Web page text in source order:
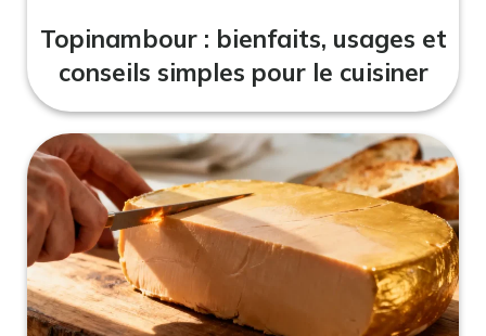
Topinambour : bienfaits, usages et
conseils simples pour le cuisiner